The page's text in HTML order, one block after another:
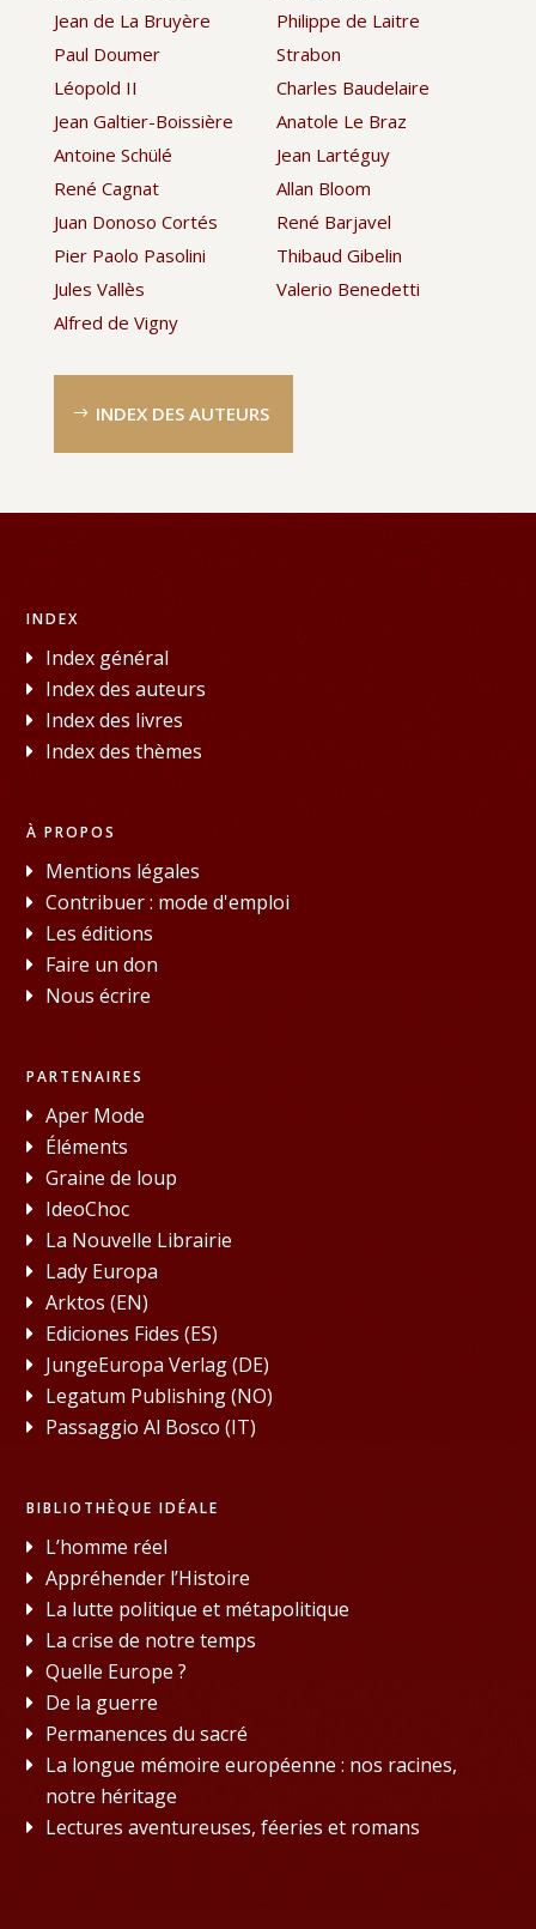
Jean de La Bruyère
Paul Doumer
Léopold II
Jean Galtier-Boissière
Antoine Schülé
René Cagnat
Juan Donoso Cortés
Pier Paolo Pasolini
Jules Vallès
Alfred de Vigny
Philippe de Laitre
Strabon
Charles Baudelaire
Anatole Le Braz
Jean Lartéguy
Allan Bloom
René Barjavel
Thibaud Gibelin
Valerio Benedetti
INDEX DES AUTEURS
INDEX
Index général
Index des auteurs
Index des livres
Index des thèmes
À PROPOS
Mentions légales
Contribuer : mode d'emploi
Les éditions
Faire un don
Nous écrire
PARTENAIRES
Aper Mode
Éléments
Graine de loup
IdeoChoc
La Nouvelle Librairie
Lady Europa
Arktos (EN)
Ediciones Fides (ES)
JungeEuropa Verlag (DE)
Legatum Publishing (NO)
Passaggio Al Bosco (IT)
BIBLIOTHÈQUE IDÉALE
L’homme réel
Appréhender l’Histoire
La lutte politique et métapolitique
La crise de notre temps
Quelle Europe ?
De la guerre
Permanences du sacré
La longue mémoire européenne : nos racines,
notre héritage
Lectures aventureuses, féeries et romans